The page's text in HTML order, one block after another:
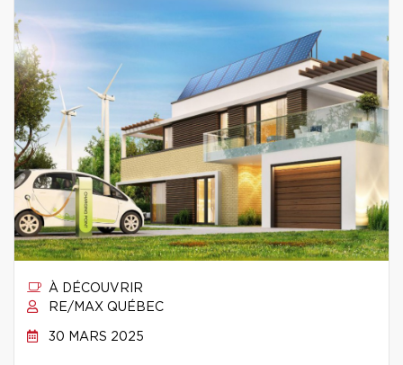
À DÉCOUVRIR
RE/MAX QUÉBEC
30 MARS 2025